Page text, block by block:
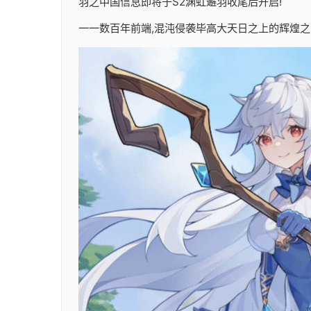
一一数百年前端,混沌侵袭毕高大天日之上的辉煌